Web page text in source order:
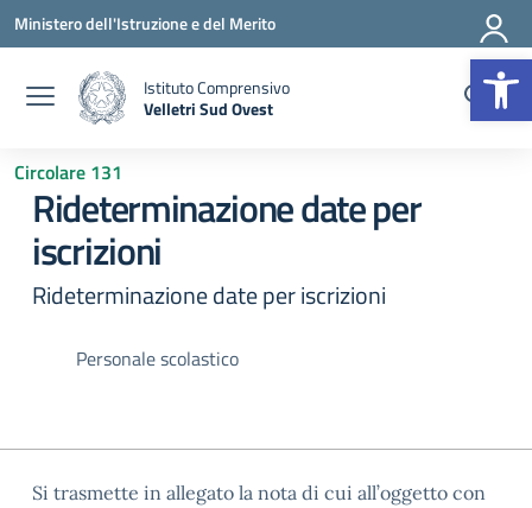
Vai ai contenuti
Vai al menu di navigazione
Vai al footer
Ministero dell'Istruzione e del Merito
Istituto Comprensivo
Velletri Sud Ovest
Circolare 131
Rideterminazione date per
iscrizioni
Rideterminazione date per iscrizioni
Personale scolastico
Si trasmette in allegato la nota di cui all’oggetto con